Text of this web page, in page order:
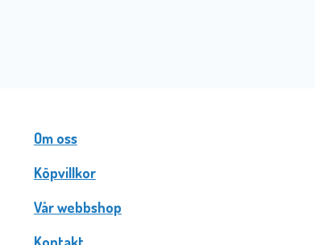
Om oss
Köpvillkor
Vår webbshop